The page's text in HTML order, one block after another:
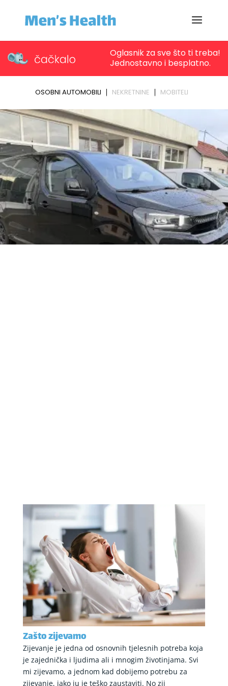
Zašto zijevamo
Zijevanje je jedna od osnovnih tjelesnih potreba koja
je zajednička i ljudima ali i mnogim životinjama. Svi
mi zijevamo, a jednom kad dobijemo potrebu za
zijevanje, jako ju je teško zaustaviti. No zij